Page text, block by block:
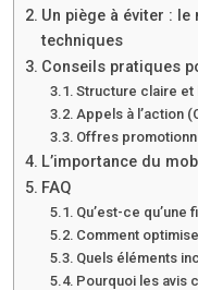
Un piège à éviter :
techniques
Conseils pratiques
Structure claire et
Appels à l’action
Offres
L’importance du
FAQ
Qu’est-ce qu’une
Comment
Quels éléments
Pourquoi les avis